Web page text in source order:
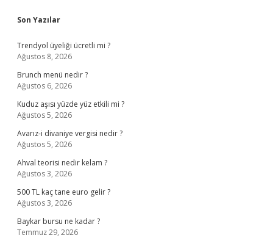
Sidebar
Son Yazılar
Trendyol üyeliği ücretli mi ?
Ağustos 8, 2026
Brunch menü nedir ?
Ağustos 6, 2026
Kuduz aşısı yüzde yüz etkili mi ?
Ağustos 5, 2026
Avarız-i divaniye vergisi nedir ?
Ağustos 5, 2026
Ahval teorisi nedir kelam ?
Ağustos 3, 2026
500 TL kaç tane euro gelir ?
Ağustos 3, 2026
Baykar bursu ne kadar ?
Temmuz 29, 2026